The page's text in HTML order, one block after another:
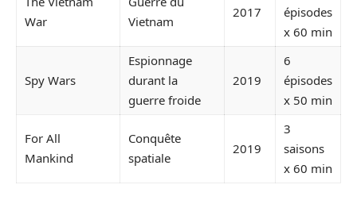
War
Vietnam
2017
épisodes
x 60 min
Spy Wars
Espionnage
durant la
guerre froide
2019
6
épisodes
x 50 min
For All
Mankind
Conquête
spatiale
2019
3
saisons
x 60 min